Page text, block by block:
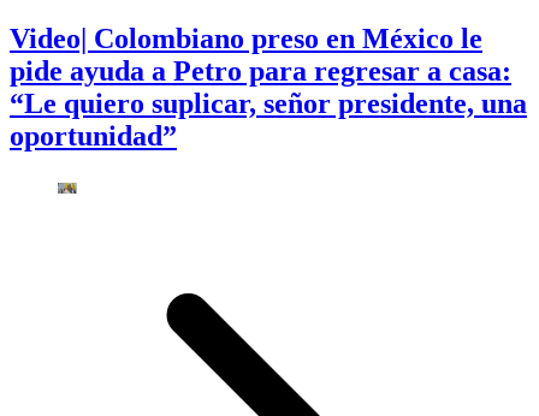
Video| Colombiano preso en México le
pide ayuda a Petro para regresar a casa:
“Le quiero suplicar, señor presidente, una
oportunidad”